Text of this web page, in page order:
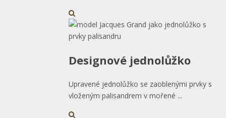
Designové jednolůžko
Upravené jednolůžko se zaoblenými prvky s
vloženým palisandrem v mořené ...